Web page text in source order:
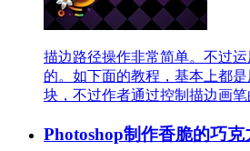
描边路径操作非常简单。不过
的。如下面的教程，基本上都
块，不过作者通过控制描边画笔
Photoshop制作香脆的巧